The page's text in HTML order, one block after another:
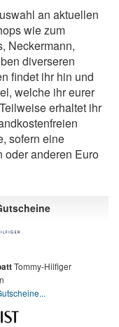
an aktuellen
wie zum
Neckermann,
diverseren
findet ihr hin und
welche ihr eurer
erhaltet ihr
sofern eine
oder anderen Euro
Tommy-Hilfiger